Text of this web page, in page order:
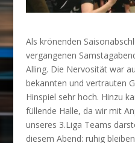
Als krönenden
vergangenen
Alling. Die Nervosität war
bekannten und vertrauten
Hinspiel sehr hoch. Hinzu
füllende Halle, da wir mit
unseres 3.Liga Teams
diesem Abend: ruhig